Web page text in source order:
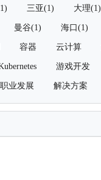
三亚(1) 大理(1)
曼谷(1) 海口(1)
容器 云计算
游戏开发
职业发展 解决方案